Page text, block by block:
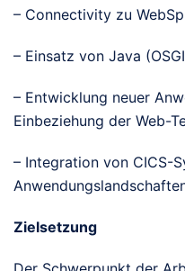
– Connectivity zu
– Einsatz von Java
– Entwicklung neuer
Einbeziehung der Web-
– Integration von CICS-
Zielsetzung